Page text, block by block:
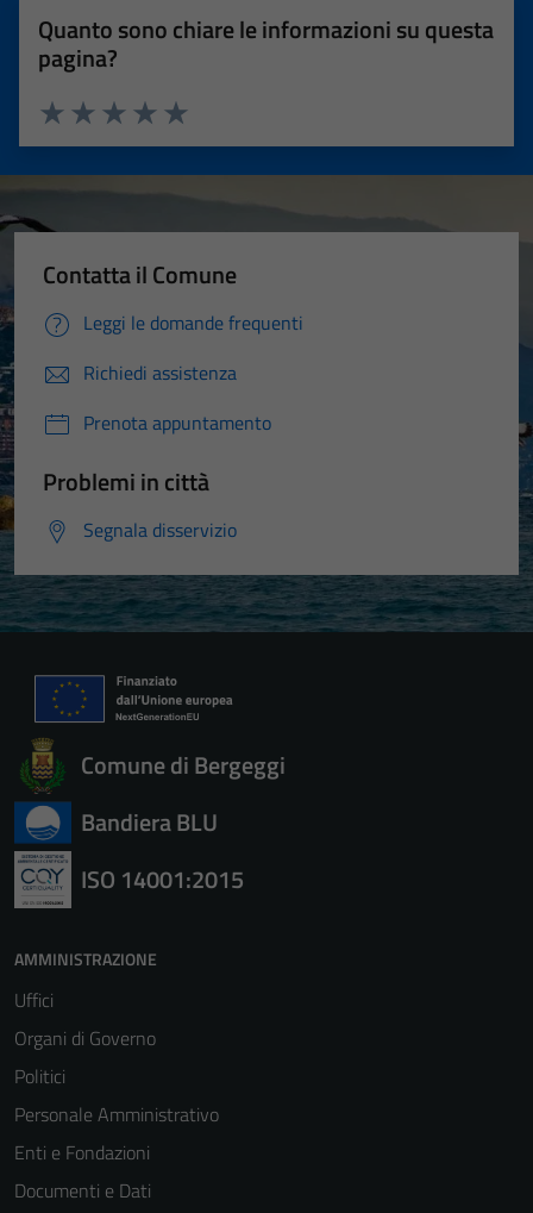
Quanto sono chiare le informazioni su questa
pagina?
Valuta 5 stelle su 5
Valuta 4 stelle su 5
Valuta 3 stelle su 5
Valuta 2 stelle su 5
Valuta 1 stelle su 5
Contatta il Comune
Leggi le domande frequenti
Richiedi assistenza
Prenota appuntamento
Problemi in città
Segnala disservizio
Comune di Bergeggi
Bandiera BLU
ISO 14001:2015
AMMINISTRAZIONE
Uffici
Organi di Governo
Politici
Personale Amministrativo
Enti e Fondazioni
Documenti e Dati